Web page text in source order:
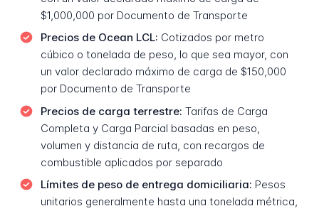
$1,000,000 por Documento de Transporte
Precios de Ocean LCL: Cotizados por metro
cúbico o tonelada de peso, lo que sea mayor, con
un valor declarado máximo de carga de $150,000
por Documento de Transporte
Precios de carga terrestre: Tarifas de Carga
Completa y Carga Parcial basadas en peso,
volumen y distancia de ruta, con recargos de
combustible aplicados por separado
Límites de peso de entrega domiciliaria: Pesos
unitarios generalmente hasta una tonelada métrica,